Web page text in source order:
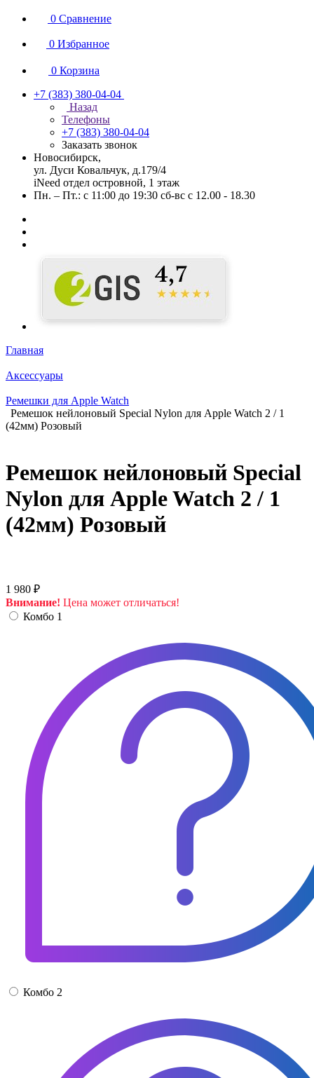
0 Сравнение
0 Избранное
0 Корзина
+7 (383) 380-04-04
Назад
Телефоны
+7 (383) 380-04-04
Заказать звонок
Новосибирск,
ул. Дуси Ковальчук, д.179/4
iNeed отдел островной, 1 этаж
Пн. – Пт.: с 11:00 до 19:30 сб-вс с 12.00 - 18.30
Главная
Аксессуары
Ремешки для Apple Watch
Ремешок нейлоновый Special Nylon для Apple Watch 2 / 1
(42мм) Розовый
Ремешок нейлоновый Special
Nylon для Apple Watch 2 / 1
(42мм) Розовый
1 980 ₽
Внимание! Цена может отличаться!
Комбо 1
Комбо 2